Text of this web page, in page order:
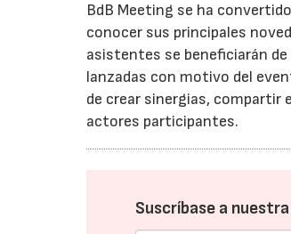
BdB Meeting se ha
conocer sus principales
asistentes se beneficiarán
lanzadas con motivo del
de crear sinergias,
actores participantes.
Suscríbase a